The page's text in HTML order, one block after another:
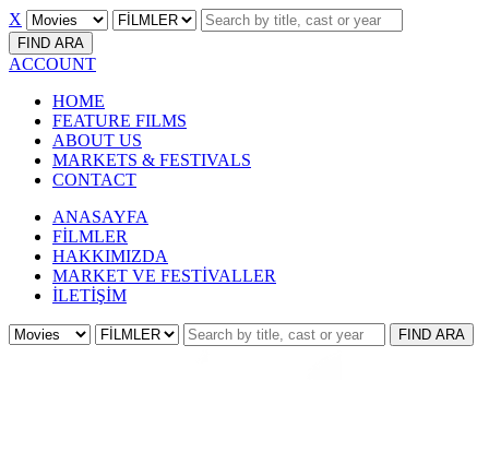
X
FIND ARA
ACCOUNT
HOME
FEATURE FILMS
ABOUT US
MARKETS & FESTIVALS
CONTACT
ANASAYFA
FİLMLER
HAKKIMIZDA
MARKET VE FESTİVALLER
İLETİŞİM
FIND ARA